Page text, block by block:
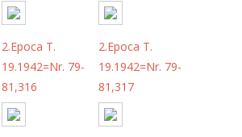
2.Epoca T.
19.1942=Nr. 79-
81,316
2.Epoca T.
19.1942=Nr. 79-
81,317